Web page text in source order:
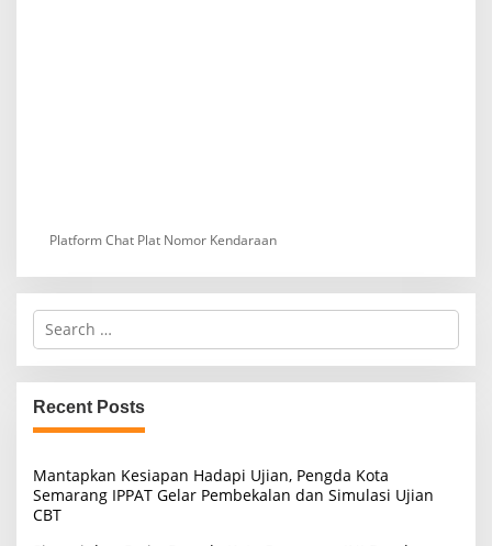
Platform Chat Plat Nomor Kendaraan
S
r
c
h
f
r
:
Recent Posts
Mantapkan Kesiapan Hadapi Ujian, Pengda Kota
Semarang IPPAT Gelar Pembekalan dan Simulasi Ujian
CBT